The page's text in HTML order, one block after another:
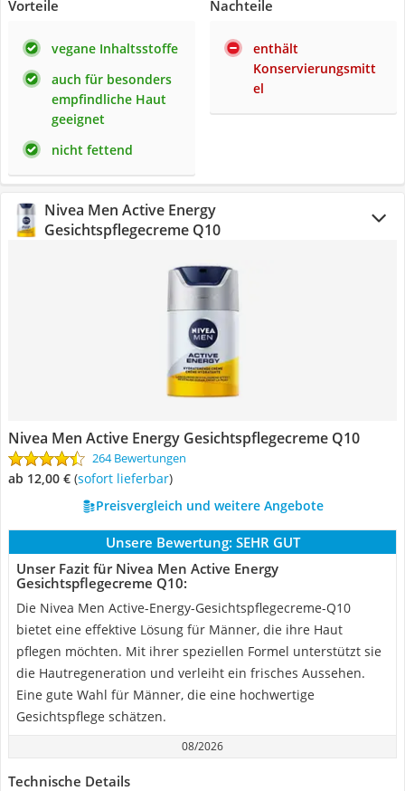
Vorteile
vegane Inhaltsstoffe
auch für besonders
empfindliche Haut
geeignet
nicht fettend
Nachteile
enthält
Konservierungsmitt
el
Nivea Men Active Energy
Gesichtspflegecreme Q10
Nivea Men Active Energy Gesichtspflegecreme Q10
264 Bewertungen
ab 12,00 € ( Sofort lieferbar)
Preisvergleich und weitere Angebote
Unsere Bewertung: SEHR GUT
Unser Fazit für Nivea Men Active Energy
Gesichtspflegecreme Q10:
Die Nivea Men Active-Energy-Gesichtspflegecreme-Q10
bietet eine effektive Lösung für Männer, die ihre Haut
pflegen möchten. Mit ihrer speziellen Formel unterstützt sie
die Hautregeneration und verleiht ein frisches Aussehen.
Eine gute Wahl für Männer, die eine hochwertige
Gesichtspflege schätzen.
08/2026
Technische Details